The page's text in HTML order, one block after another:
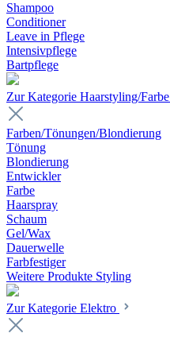
Shampoo
Conditioner
Leave in Pflege
Intensivpflege
Bartpflege
Zur Kategorie Haarstyling/Farbe
Farben/Tönungen/Blondierung
Tönung
Blondierung
Entwickler
Farbe
Haarspray
Schaum
Gel/Wax
Dauerwelle
Farbfestiger
Weitere Produkte Styling
Zur Kategorie Elektro